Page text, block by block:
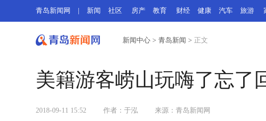
青岛新闻网 新闻 社区 房产 教育 财经 健康 汽车 旅游
新闻中心 > 青岛新闻 > 正文
美籍游客崂山玩嗨了忘了
2018-09-11 15:52 作者：于泓 来源： 青岛新闻网